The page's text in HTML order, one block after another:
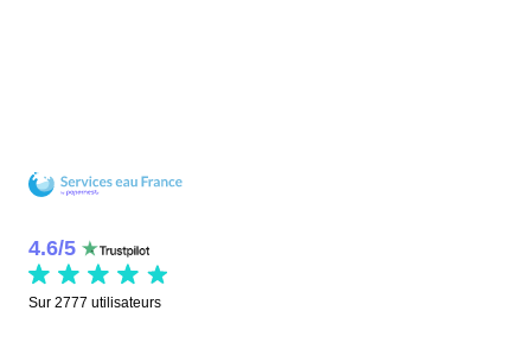
4.6/5
Sur 2777 utilisateurs